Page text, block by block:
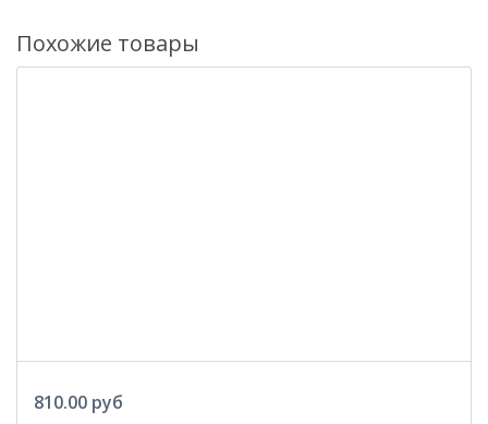
Похожие товары
810.00 руб